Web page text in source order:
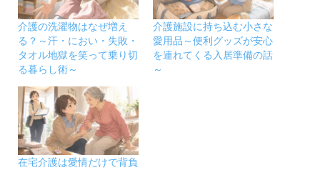
介護の洗濯物はなぜ増え
る？～汗・におい・失敗・
タオル地獄を笑って乗り切
る暮らし術～
介護施設に持ち込む小さな
愛用品～便利グッズが安心
を連れてくる入居準備の話
～
在宅介護は愛情だけで背負